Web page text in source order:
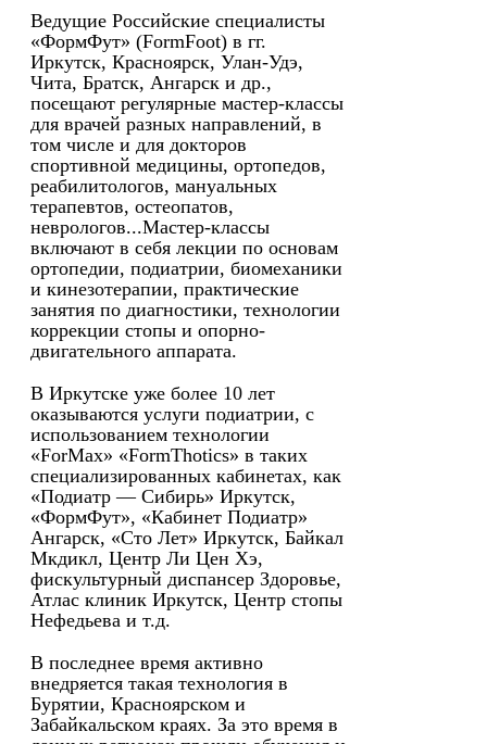
Ведущие Российские специалисты
«ФормФут» (FormFoot) в гг.
Иркутск, Красноярск, Улан-Удэ,
Чита, Братск, Ангарск и др.,
посещают регулярные мастер-классы
для врачей разных направлений, в
том числе и для докторов
спортивной медицины, ортопедов,
реабилитологов, мануальных
терапевтов, остеопатов,
неврологов...Мастер-классы
включают в себя лекции по основам
ортопедии, подиатрии, биомеханики
и кинезотерапии, практические
занятия по диагностики, технологии
коррекции стопы и опорно-
двигательного аппарата.
В Иркутске уже более 10 лет
оказываются услуги подиатрии, с
использованием технологии
«ForMax» «FormThotics» в таких
специализированных кабинетах, как
«Подиатр — Сибирь» Иркутск,
«ФормФут», «Кабинет Подиатр»
Ангарск, «Сто Лет» Иркутск, Байкал
Мкдикл, Центр Ли Цен Хэ,
фискультурный диспансер Здоровье,
Атлас клиник Иркутск, Центр стопы
Нефедьева и т.д.
В последнее время активно
внедряется такая технология в
Бурятии, Красноярском и
Забайкальском краях. За это время в